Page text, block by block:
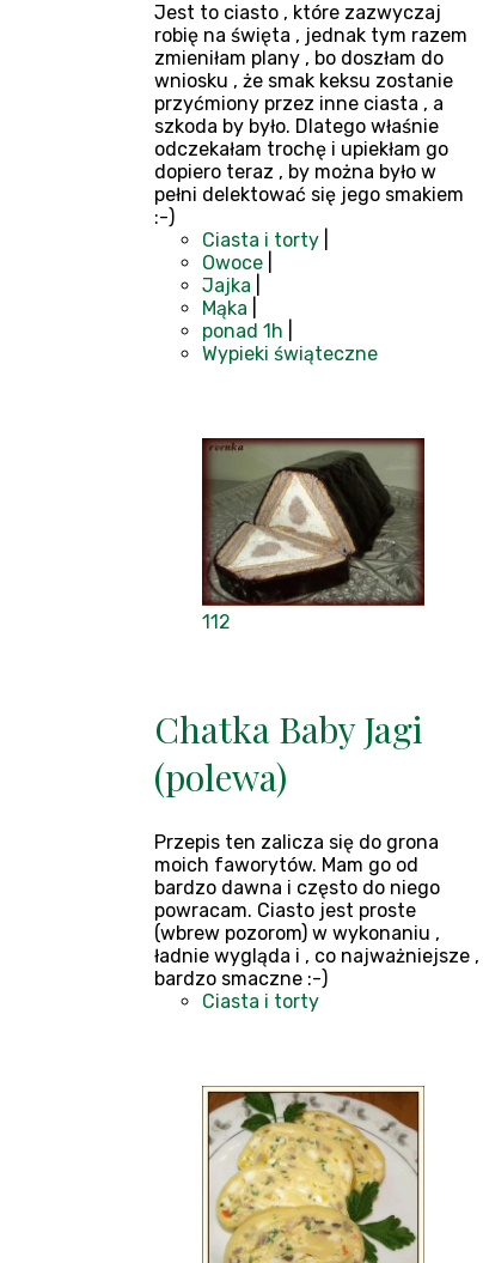
Jest to ciasto , które zazwyczaj
robię na święta , jednak tym razem
zmieniłam plany , bo doszłam do
wniosku , że smak keksu zostanie
przyćmiony przez inne ciasta , a
szkoda by było. Dlatego właśnie
odczekałam trochę i upiekłam go
dopiero teraz , by można było w
pełni delektować się jego smakiem
:-)
Ciasta i torty
Owoce
Jajka
Mąka
ponad 1h
Wypieki świąteczne
112
Chatka Baby Jagi
(polewa)
Przepis ten zalicza się do grona
moich faworytów. Mam go od
bardzo dawna i często do niego
powracam. Ciasto jest proste
(wbrew pozorom) w wykonaniu ,
ładnie wygląda i , co najważniejsze ,
bardzo smaczne :-)
Ciasta i torty